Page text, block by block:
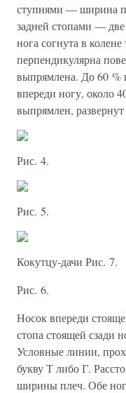
ступнями — ширина
задней стопами —
нога согнута в
перпендикулярна
выпрямлена. До 60 %
впереди ногу, около
выпрямлен,
Рис. 4.
Рис. 5.
Кокутцу-дачи Рис. 7.
Рис. 6.
Носок впереди
стопа стоящей сзади
Условные линии,
букву Т либо Г.
ширины плеч. Обе